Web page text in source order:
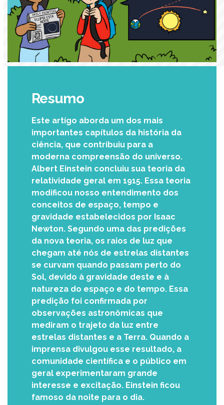
Resumo
Este artígo aborda um dos mais
importantes capítulos da história da
ciência, que contribuiu para a
moderna compreensão do universo.
Albert Einstein concluiu sua teoria da
relatividade geral em 1915. Essa teoria
modificou nosso entendimento dos
conceitos de espaço, tempo e
gravidade estabelecidos por Isaac
Newton. Segundo uma das predições
da nova teoria, os raios de luz que
chegam até nós de estrelas distantes
se curvam quando passam perto do
Sol, devido à gravidade deste e à
natureza do espaço e do tempo. Essa
predição foi confirmada por
observações astronômicas que
mediram o trajeto da luz entre
estrelas distantes e a Terra. Quando a
imprensa divulgou esse resultado, a
comunidade científica e o público em
geral experimentaram grande
interesse e excitação. Einstein ficou
famoso da noite para o dia.